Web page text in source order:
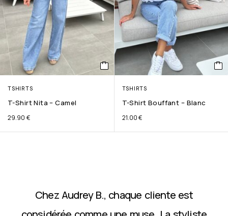
TSHIRTS
T-Shirt Nita – Camel
29.90 €
TSHIRTS
T-Shirt Bouffant – Blanc
21.00€
Chez Audrey B., chaque cliente est